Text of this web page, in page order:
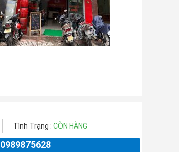
Tình Trạng : CÒN HÀNG
0989875628